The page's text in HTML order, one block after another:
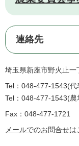
連絡先
埼玉県新座市野火止
Tel：048-477-1543 代
Tel：048-477-1543 農
Fax：048-477-1721
メールでのお問合せは